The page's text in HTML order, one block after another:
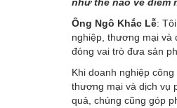
Ông Ngô Khắc Lễ:
nghiệp, thương mại và
đóng vai trò đưa sản
Khi doanh nghiệp
thương mại và dịch vụ
quả, chúng cũng góp